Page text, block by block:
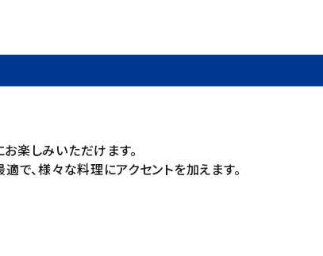
楽しみいただけます。
で、様々な料理にアクセントを加えます。